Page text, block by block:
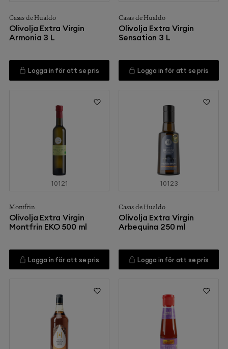
Casas de Hualdo
Olivolja Extra Virgin
Armonia 3 L
Logga in för att se pris
Casas de Hualdo
Olivolja Extra Virgin
Sensation 3 L
Logga in för att se pris
10121
Montfrin
Olivolja Extra Virgin
Montfrin EKO 500 ml
Logga in för att se pris
10123
Casas de Hualdo
Olivolja Extra Virgin
Arbequina 250 ml
Logga in för att se pris